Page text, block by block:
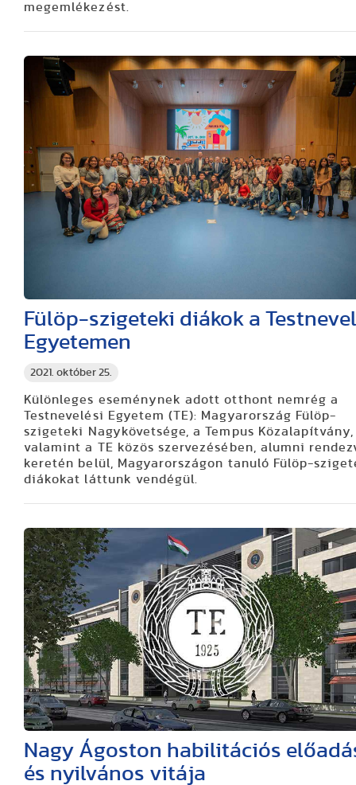
megemlékezést.
2021. október 25.
Fülöp-szigeteki diákok a
Egyetemen
Különleges eseménynek adott otthont nemrég a
Testnevelési Egyetem (TE): Magyarország Fülöp-
szigeteki Nagykövetsége, a Tempus Közalapítvány,
valamint a TE közös szervezésében, alumni
keretén belül, Magyarországon tanuló Fülöp-
diákokat láttunk vendégül.
Nagy Ágoston habilitációs
és nyilvános vitája